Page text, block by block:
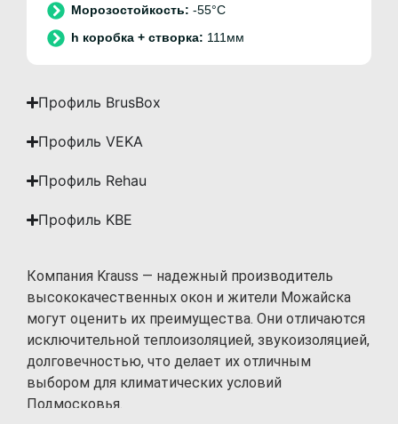
: -55°C
: 111мм
Профиль BrusBox
Профиль VEKA
Профиль Rehau
Профиль KBE
Компания Krauss — надежный производитель
высококачественных окон и жители Можайска
могут оценить их преимущества. Они отличаются
исключительной теплоизоляцией, звукоизоляцией,
долговечностью, что делает их отличным
выбором для климатических условий
Подмосковья.